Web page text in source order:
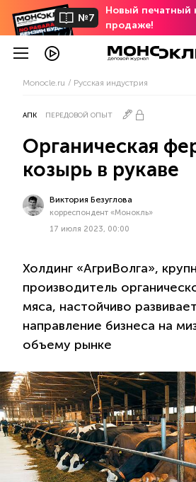
№7
Новый печатный
продаже!
Monocle.ru Русская индустрия
АПК ПЕРЕДОВОЙ ОПЫТ
Органическая
козырь в рукаве
Виктория Безуглова
корреспондент «Монокль»
17 июля 2023, 00:00
Холдинг «АгриВолга»,
производитель
мяса, настойчиво
направление бизнеса на
объему рынке